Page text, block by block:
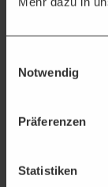
Notwendig
Präferenzen
Statistiken